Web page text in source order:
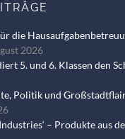
die
2026
5. und 6. Klassen den
Politik und
– Produkte aus